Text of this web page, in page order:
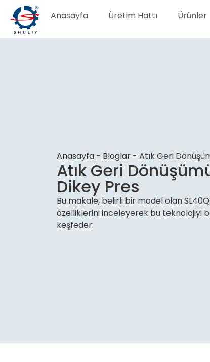
Anasayfa Üretim Hattı Ürünler
Anasayfa - Bloglar - Atık Geri
Atık Geri
Dikey Pres
Bu makale, belirli bir model olan
özelliklerini inceleyerek bu teknolojiyi
keşfeder.